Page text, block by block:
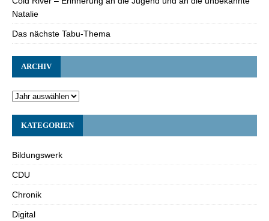
Natalie
Das nächste Tabu-Thema
ARCHIV
KATEGORIEN
Bildungswerk
CDU
Chronik
Digital